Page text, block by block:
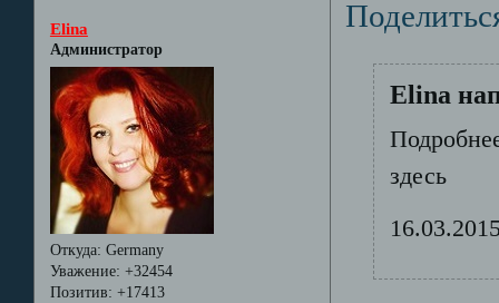
Elina
Администратор
Откуда: Germany
Уважение: +32454
Позитив: +17413
Elina
здесь